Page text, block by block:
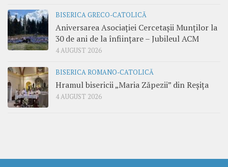
BISERICA GRECO-CATOLICĂ
Aniversarea Asociației Cercetașii Munților la
30 de ani de la înființare – Jubileul ACM
4 AUGUST 2026
BISERICA ROMANO-CATOLICĂ
Hramul bisericii „Maria Zăpezii” din Reșița
4 AUGUST 2026